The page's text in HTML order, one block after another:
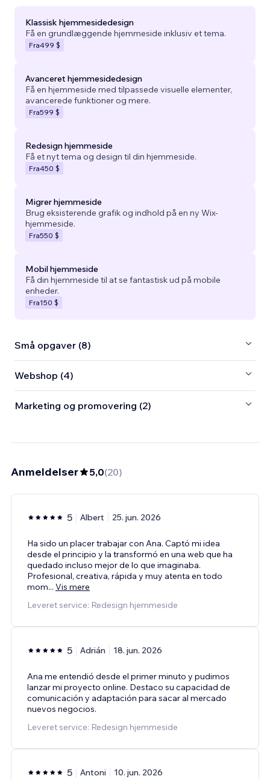
Klassisk hjemmesidedesign
Få en grundlæggende hjemmeside inklusiv et tema.
Fra499 $
Avanceret hjemmesidedesign
Få en hjemmeside med tilpassede visuelle elementer,
avancerede funktioner og mere.
Fra599 $
Redesign hjemmeside
Få et nyt tema og design til din hjemmeside.
Fra450 $
Migrer hjemmeside
Brug eksisterende grafik og indhold på en ny Wix-
hjemmeside.
Fra550 $
Mobil hjemmeside
Få din hjemmeside til at se fantastisk ud på mobile
enheder.
Fra150 $
Små opgaver (8)
Webshop (4)
Marketing og promovering (2)
Anmeldelser 5,0(20)
5 Albert 25. jun. 2026
Ha sido un placer trabajar con Ana. Captó mi idea
desde el principio y la transformó en una web que ha
quedado incluso mejor de lo que imaginaba.
Profesional, creativa, rápida y muy atenta en todo
mom... Vis mere
Leveret service: Redesign hjemmeside
5 Adrián 18. jun. 2026
Ana me entendió desde el primer minuto y pudimos
lanzar mi proyecto online. Destaco su capacidad de
comunicación y adaptación para sacar al mercado
nuevos negocios.
Leveret service: Redesign hjemmeside
5 Antoni 10. jun. 2026